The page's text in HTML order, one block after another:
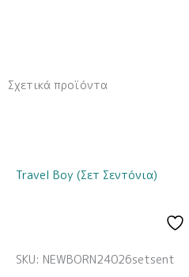
Σχετικά προϊόντα
Travel Boy (Σετ Σεντόνια)
SKU: NEWBORN24026setsent